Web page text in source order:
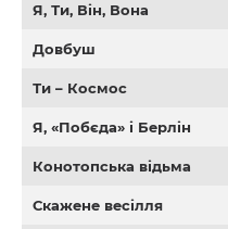
Я, Ти, Він, Вона
Довбуш
Ти – Космос
Я, «Побєда» і Берлін
Конотопська відьма
Скажене весілля